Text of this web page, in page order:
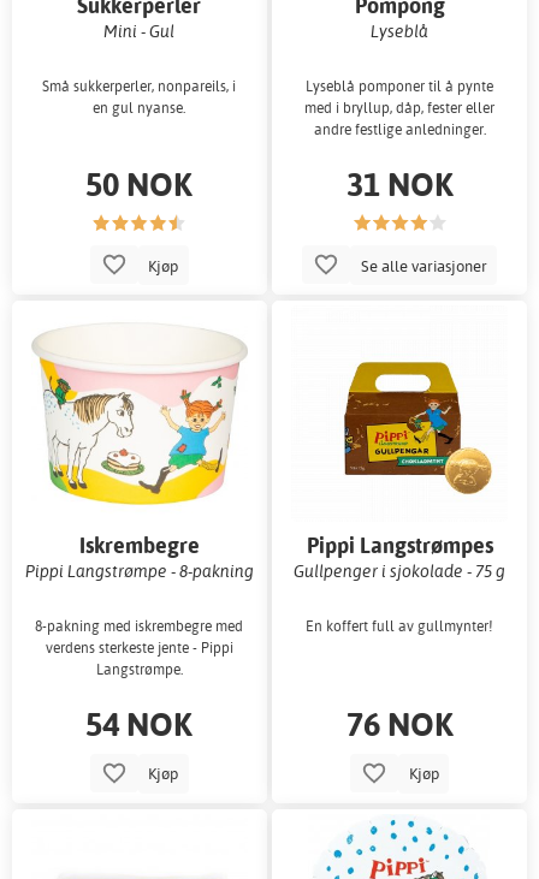
Sukkerperler
Mini - Gul
Små sukkerperler, nonpareils, i
en gul nyanse.
50 NOK
Kjøp
Pompong
Lyseblå
Lyseblå pomponer til å pynte
med i bryllup, dåp, fester eller
andre festlige anledninger.
31 NOK
Se alle variasjoner
Iskrembegre
Pippi Langstrømpe - 8-pakning
8-pakning med iskrembegre med
verdens sterkeste jente - Pippi
Langstrømpe.
54 NOK
Kjøp
Pippi Langstrømpes
frakkveske
Gullpenger i sjokolade - 75 g
En koffert full av gullmynter!
76 NOK
Kjøp